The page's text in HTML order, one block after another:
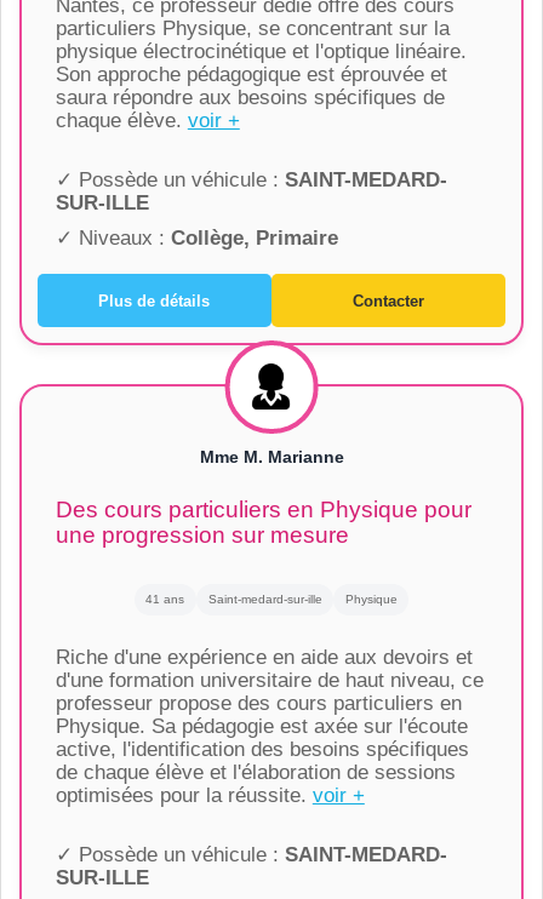
Nantes, ce professeur dédié offre des cours
particuliers Physique, se concentrant sur la
physique électrocinétique et l'optique linéaire.
Son approche pédagogique est éprouvée et
saura répondre aux besoins spécifiques de
chaque élève. voir +
✓ Possède un véhicule : SAINT-MEDARD-
SUR-ILLE
✓ Niveaux : Collège, Primaire
Plus de détails Contacter
Mme M. Marianne
Des cours particuliers en Physique pour
une progression sur mesure
41 ans Saint-medard-sur-ille Physique
Riche d'une expérience en aide aux devoirs et
d'une formation universitaire de haut niveau, ce
professeur propose des cours particuliers en
Physique. Sa pédagogie est axée sur l'écoute
active, l'identification des besoins spécifiques
de chaque élève et l'élaboration de sessions
optimisées pour la réussite. voir +
✓ Possède un véhicule : SAINT-MEDARD-
SUR-ILLE